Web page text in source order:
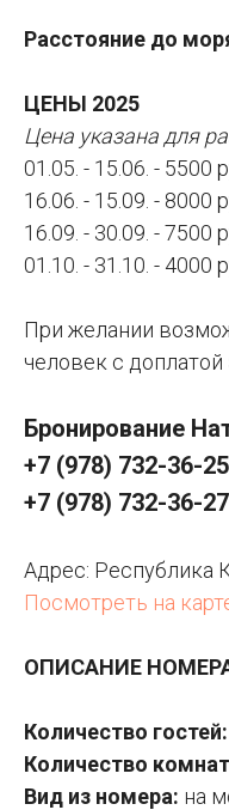
Расстояние до
ЦЕНЫ 2025
Цена указана для
01.05. - 15.06. - 5500
16.06. - 15.09. - 8000
16.09. - 30.09. - 7500
01.10. - 31.10. - 4000
При желании
человек с доплатой
Бронирование
+7 (978) 732-36-25
+7 (978) 732-36-27
Адрес: Республика
Посмотреть на
ОПИСАНИЕ
Количество гостей:
Количество
Вид из номера: на